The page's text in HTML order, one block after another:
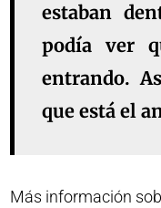
estaban
podía ver
entrando.
que está el
Más información